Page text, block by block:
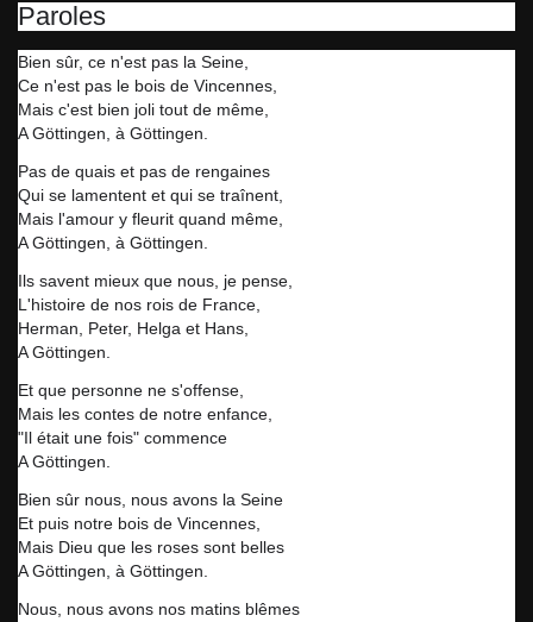
Paroles
Bien sûr, ce n'est pas la Seine,
Ce n'est pas le bois de Vincennes,
Mais c'est bien joli tout de même,
A Göttingen, à Göttingen.
Pas de quais et pas de rengaines
Qui se lamentent et qui se traînent,
Mais l'amour y fleurit quand même,
A Göttingen, à Göttingen.
Ils savent mieux que nous, je pense,
L'histoire de nos rois de France,
Herman, Peter, Helga et Hans,
A Göttingen.
Et que personne ne s'offense,
Mais les contes de notre enfance,
"Il était une fois" commence
A Göttingen.
Bien sûr nous, nous avons la Seine
Et puis notre bois de Vincennes,
Mais Dieu que les roses sont belles
A Göttingen, à Göttingen.
Nous, nous avons nos matins blêmes